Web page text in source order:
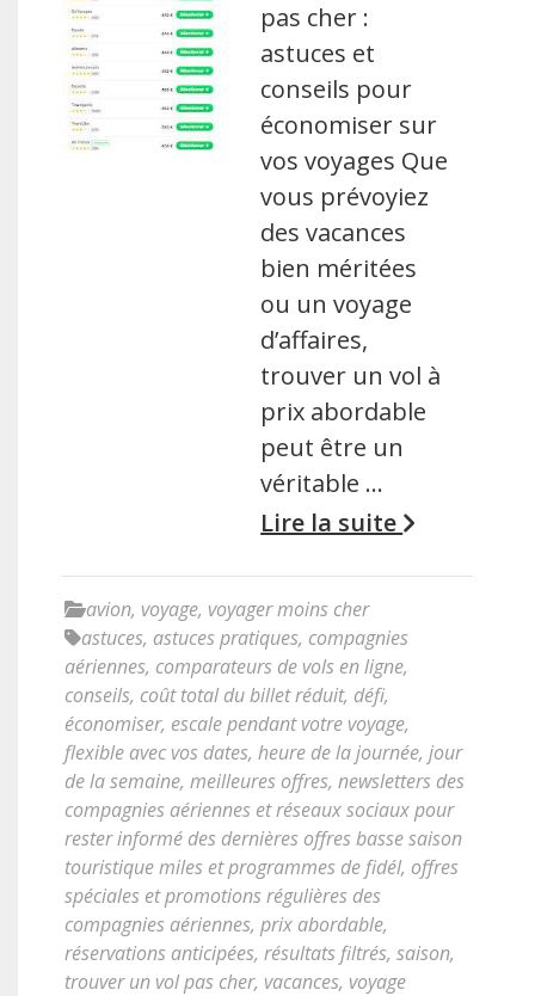
pas cher :
astuces et
conseils pour
économiser sur
vos voyages Que
vous prévoyiez
des vacances
bien méritées
ou un voyage
d’affaires,
trouver un vol à
prix abordable
peut être un
véritable …
Lire la suite
avion, voyage, voyager moins cher
astuces, astuces pratiques, compagnies
aériennes, comparateurs de vols en ligne,
conseils, coût total du billet réduit, défi,
économiser, escale pendant votre voyage,
flexible avec vos dates, heure de la journée, jour
de la semaine, meilleures offres, newsletters des
compagnies aériennes et réseaux sociaux pour
rester informé des dernières offres basse saison
touristique miles et programmes de fidél, offres
spéciales et promotions régulières des
compagnies aériennes, prix abordable,
réservations anticipées, résultats filtrés, saison,
trouver un vol pas cher, vacances, voyage